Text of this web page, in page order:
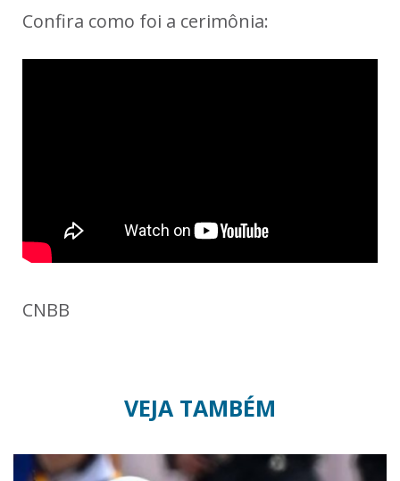
Confira como foi a cerimônia:
CNBB
VEJA TAMBÉM